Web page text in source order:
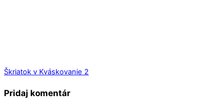
Škriatok v Kváskovanie 2
Pridaj komentár